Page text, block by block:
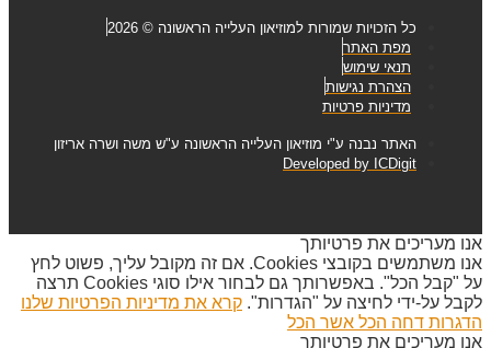
כל הזכויות שמורות למוזיאון העלייה הראשונה © 2026
מפת האתר
תנאי שימוש
הצהרת נגישות
מדיניות פרטיות
האתר נבנה ע"י מוזיאון העלייה הראשונה ע"ש משה ושרה אריזון
Developed by ICDigit
אנו מעריכים את פרטיותך
אנו משתמשים בקובצי Cookies. אם זה מקובל עליך, פשוט לחץ
על "קבל הכל". באפשרותך גם לבחור אילו סוגי Cookies תרצה
לקבל על-ידי לחיצה על "הגדרות". קרא את מדיניות הפרטיות שלנו
הדגרות דחה הכל אשר הכל
אנו מעריכים את פרטיותך